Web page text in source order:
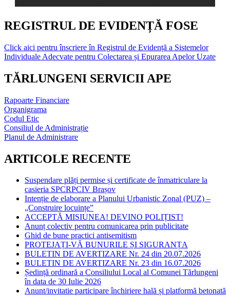
REGISTRUL DE EVIDENȚĂ FOSE
Click aici pentru înscriere în Registrul de Evidență a Sistemelor
Individuale Adecvate pentru Colectarea și Epurarea Apelor Uzate
TĂRLUNGENI SERVICII APE
Rapoarte Financiare
Organigrama
Codul Etic
Consiliul de Administrație
Planul de Administrare
ARTICOLE RECENTE
Suspendare plăți permise și certificate de înmatriculare la
casieria SPCRPCIV Brașov
Intenție de elaborare a Planului Urbanistic Zonal (PUZ) –
„Construire locuințe”
ACCEPTĂ MISIUNEA! DEVINO POLIȚIST!
Anunț colectiv pentru comunicarea prin publicitate
Ghid de bune practici antisemitism
PROTEJAȚI-VĂ BUNURILE ȘI SIGURANȚA
BULETIN DE AVERTIZARE Nr. 24 din 20.07.2026
BULETIN DE AVERTIZARE Nr. 23 din 16.07.2026
Ședință ordinară a Consiliului Local al Comunei Tărlungeni
în data de 30 Iulie 2026
Anunt/invitatie participare închiriere hală și platformă betonată